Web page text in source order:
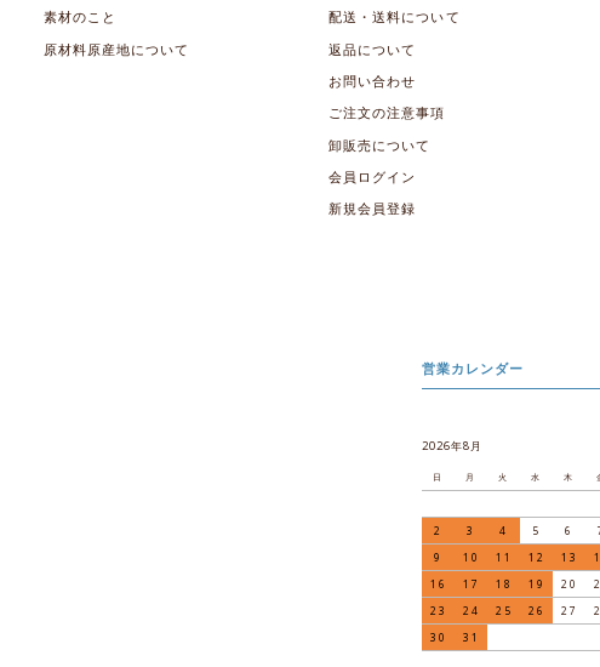
素材のこと
原材料原産地について
配送・送料について
返品について
お問い合わせ
ご注文の注意事項
卸販売について
会員ログイン
新規会員登録
営業カレンダー
2026年8月
日 月 火 水 木
2
3 4 5 6
9
10 11 12 13
16
17 18 19 20
23
24 25 26 27
30
31